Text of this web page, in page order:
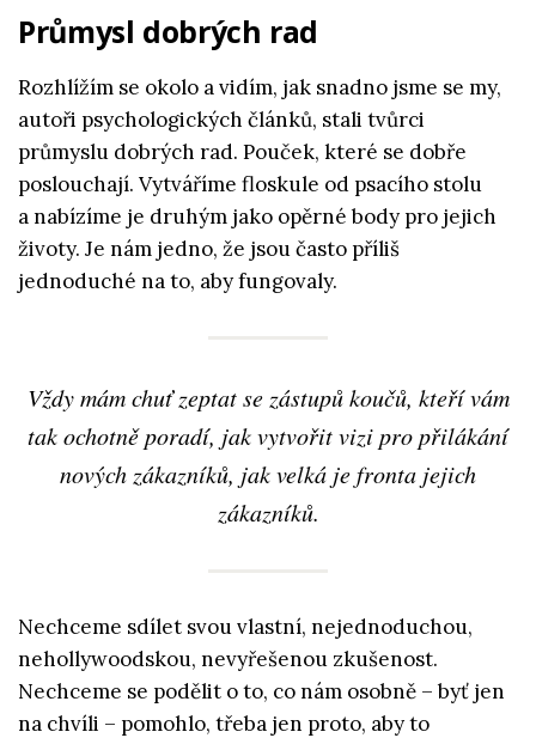
Průmysl dobrých rad
Rozhlížím se okolo a vidím, jak snadno jsme se my,
autoři psychologických článků, stali tvůrci
průmyslu dobrých rad. Pouček, které se dobře
poslouchají. Vytváříme floskule od psacího stolu
a nabízíme je druhým jako opěrné body pro jejich
životy. Je nám jedno, že jsou často příliš
jednoduché na to, aby fungovaly.
Vždy mám chuť zeptat se zástupů koučů, kteří vám
tak ochotně poradí, jak vytvořit vizi pro přilákání
nových zákazníků, jak velká je fronta jejich
zákazníků.
Nechceme sdílet svou vlastní, nejednoduchou,
nehollywoodskou, nevyřešenou zkušenost.
Nechceme se podělit o to, co nám osobně – byť jen
na chvíli – pomohlo, třeba jen proto, aby to